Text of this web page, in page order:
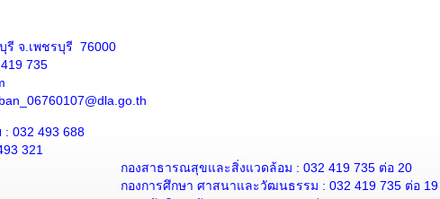
รี จ.เพชรบุรี 76000
735
032 493 688
321
กองสาธารณสุขและสิ่งแวดล้อม : 032 419 735 ต่อ 20
กองการศึกษา ศาสนาและวัฒนธรรม : 032 419 735 ต่อ 19